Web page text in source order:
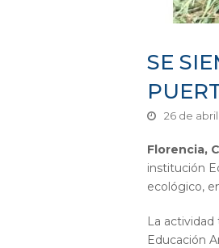
SE
26 de
Florencia,
institución
ecológico,
La
Educación